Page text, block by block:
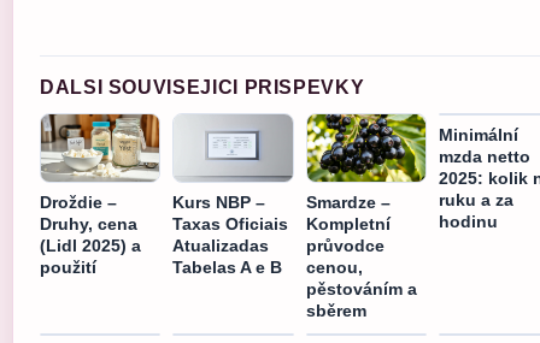
DALSI SOUVISEJICI PRISPEVKY
Droždie –
Druhy, cena
(Lidl 2025) a
použití
Kurs NBP –
Taxas Oficiais
Atualizadas
Tabelas A e B
Smardze –
Kompletní
průvodce
cenou,
pěstováním a
sběrem
Minimální
mzda netto
2025: kolik
ruku a za
hodinu